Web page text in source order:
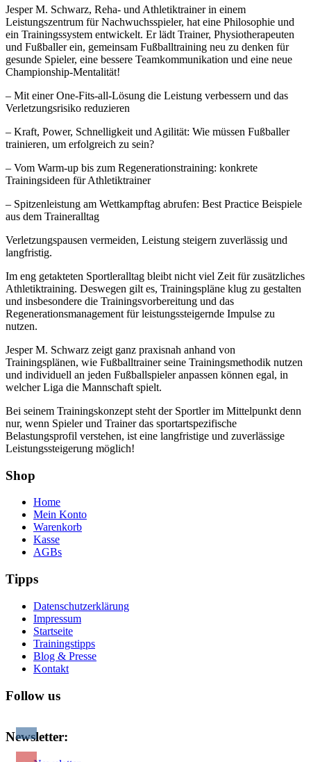
Jesper M. Schwarz, Reha- und Athletiktrainer in einem
Leistungszentrum für Nachwuchsspieler, hat eine Philosophie und
ein Trainingssystem entwickelt. Er lädt Trainer, Physiotherapeuten
und Fußballer ein, gemeinsam Fußballtraining neu zu denken für
gesunde Spieler, eine bessere Teamkommunikation und eine neue
Championship-Mentalität!
– Mit einer One-Fits-all-Lösung die Leistung verbessern und das
Verletzungsrisiko reduzieren
– Kraft, Power, Schnelligkeit und Agilität: Wie müssen Fußballer
trainieren, um erfolgreich zu sein?
– Vom Warm-up bis zum Regenerationstraining: konkrete
Trainingsideen für Athletiktrainer
– Spitzenleistung am Wettkampftag abrufen: Best Practice Beispiele
aus dem Traineralltag
Verletzungspausen vermeiden, Leistung steigern zuverlässig und
langfristig.
Im eng getakteten Sportleralltag bleibt nicht viel Zeit für zusätzliches
Athletiktraining. Deswegen gilt es, Trainingspläne klug zu gestalten
und insbesondere die Trainingsvorbereitung und das
Regenerationsmanagement für leistungssteigernde Impulse zu
nutzen.
Jesper M. Schwarz zeigt ganz praxisnah anhand von
Trainingsplänen, wie Fußballtrainer seine Trainingsmethodik nutzen
und individuell an jeden Fußballspieler anpassen können egal, in
welcher Liga die Mannschaft spielt.
Bei seinem Trainingskonzept steht der Sportler im Mittelpunkt denn
nur, wenn Spieler und Trainer das sportartspezifische
Belastungsprofil verstehen, ist eine langfristige und zuverlässige
Leistungssteigerung möglich!
Shop
Home
Mein Konto
Warenkorb
Kasse
AGBs
Tipps
Datenschutzerklärung
Impressum
Startseite
Trainingstipps
Blog & Presse
Kontakt
Follow us
Newsletter: